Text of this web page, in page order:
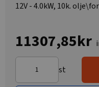
12V - 4.0kW, 10k.
11307,85kr
st